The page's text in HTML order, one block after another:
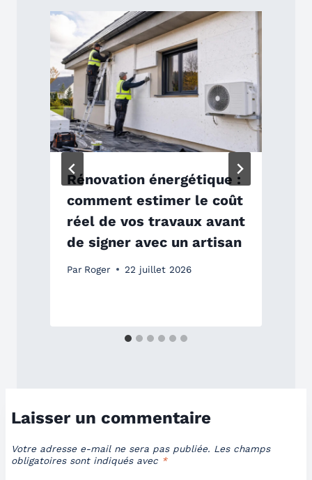
Rénovation énergétique :
comment estimer le coût
réel de vos travaux avant
de signer avec un artisan
Par Roger 22 juillet 2026
Laisser un commentaire
Votre adresse e-mail ne sera pas publiée. Les champs
obligatoires sont indiqués avec *